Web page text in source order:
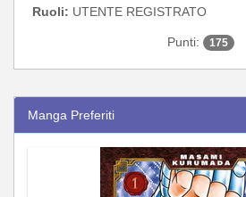
Ruoli: UTENTE REGISTRATO
Punti: 175
Manga Preferiti